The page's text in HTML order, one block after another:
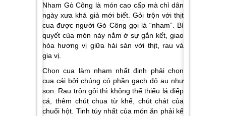
Nham Gò Công là món cao cấp mà chỉ dân
ngày xưa khá giả mới biết. Gỏi trộn với thịt
cua được người Gò Công gọi là “nham”. Bí
quyết của món này nằm ở sự gắn kết, giao
hòa hương vị giữa hải sản với thịt, rau và
gia vị.
Chọn cua làm nham nhất định phải chọn
cua cái bởi chúng có phần gạch đỏ au như
son. Rau trộn gỏi thì không thể thiếu lá diếp
cá, thêm chút chua từ khế, chút chát của
chuối hột. Tinh túy nhất của món ăn phải kể